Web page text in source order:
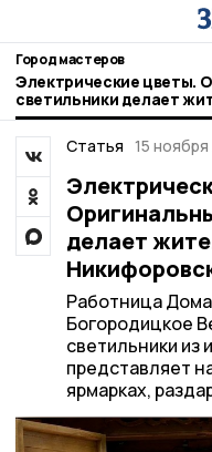
Город мастеров
Электрические цветы.
светильники делает
Никифоровского
Статья 15
делает
Работница
Богородицкое
светильники из
представляет
ярмарках,